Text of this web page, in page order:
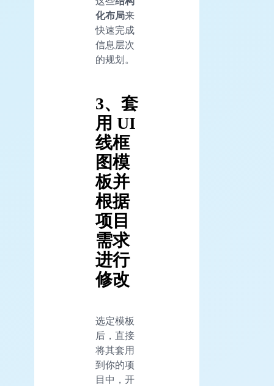
化布局来
快速完成
信息层次
的规划。
3、套
用 UI
线框
图模
板并
根据
项目
需求
进行
修改
选定模板
后，直接
将其套用
到你的项
目中，开